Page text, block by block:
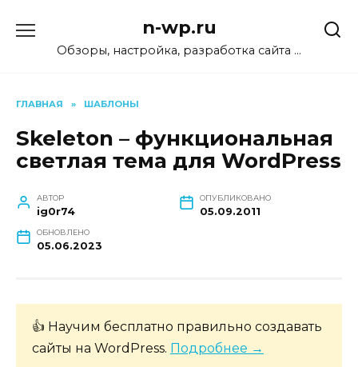
содержанию
n-wp.ru
Обзоры, настройка, разработка сайта …
ГЛАВНАЯ » ШАБЛОНЫ
Skeleton – функциональная
светлая тема для WordPress
АВТОР
ig0r74
ОПУБЛИКОВАНО
05.09.2011
ОБНОВЛЕНО
05.06.2023
👍 Научим бесплатно правильно создавать
сайты на WordPress. Подробнее →